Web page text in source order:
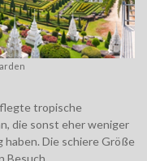
tropische
die sonst eher weniger
Die schiere Größe